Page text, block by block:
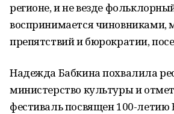
регионе, и не везде
воспринимается чиновниками,
препятствий и бюрократии,
Надежда Бабкина похвалила
министерство культуры и
фестиваль посвящен 100-летию